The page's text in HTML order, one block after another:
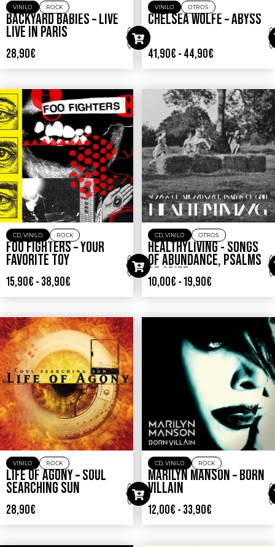
VINILO ROCK
BACKYARD BABIES – LIVE
LIVE IN PARIS
28,90€
VINILO OTROS
CHELSEA WOLFE – ABYSS
41,90€ - 44,90€
CD, VINILO ROCK
FOO FIGHTERS – YOUR
FAVORITE TOY
15,90€ - 38,90€
CD, VINILO OTROS
HEALTHYLIVING ‎- SONGS
OF ABUNDANCE, PSALMS
OF GRIEF
10,00€ - 19,90€
VINILO ROCK
LIFE OF AGONY – SOUL
SEARCHING SUN
28,90€
CD, VINILO ROCK
MARILYN MANSON – BORN
VILLAIN
12,00€ - 33,90€